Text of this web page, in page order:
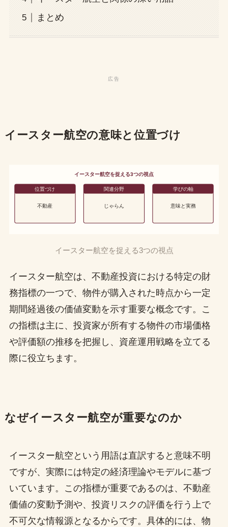
まとめ
イースター航空の意味と位置づけ
イースター航空を捉える3つの視点
位置づけ
不動産
関連分野
じゃらん
学びの軸
意味と実務
イースター航空を捉える3つの視点
イースター航空は、不動産投資における特定の財
務指標の一つで、物件が購入された時点から一定
期間経過後の価値変動を示す重要な概念です。こ
の指標は主に、投資家が所有する物件の市場価格
や評価額の推移を把握し、資産運用戦略を立てる
際に役立ちます。
なぜイースター航空が重要なのか
イースター航空という用語は直訳すると意味不明
ですが、実際には特定の経済理論やモデルに基づ
いています。この指標が重要であるのは、不動産
価値の変動予測や、投資リスクの評価を行う上で
不可欠な情報源となるからです。具体的には、物